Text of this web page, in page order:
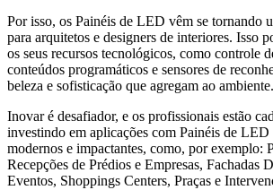
Por isso, os Painéis de LED vêm se tornando
para arquitetos e designers de interiores. Isso
os seus recursos tecnológicos, como controle
conteúdos programáticos e sensores de
beleza e sofisticação que agregam ao ambiente.
Inovar é desafiador, e os profissionais estão
investindo em aplicações com Painéis de LED
modernos e impactantes, como, por exemplo:
Recepções de Prédios e Empresas, Fachadas
Eventos, Shoppings Centers, Praças e